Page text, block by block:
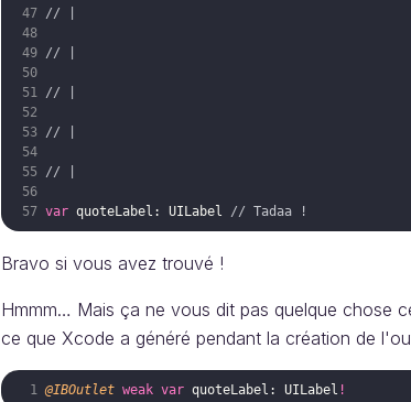
// |
// |
// |
// |
// |
var quoteLabel : UILabel // Tadaa !
Bravo si vous avez trouvé !
Hmmm… Mais ça ne vous dit pas quelque chose
ce que Xcode a généré pendant la création de
@IBOutlet weak var quoteLabel : UILabel !